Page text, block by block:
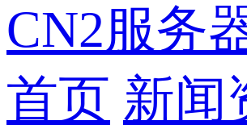
CN2服务
首页 新闻